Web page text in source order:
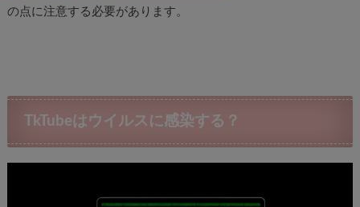
の点に注意する必要があります。
TkTubeはウイルスに感染する？